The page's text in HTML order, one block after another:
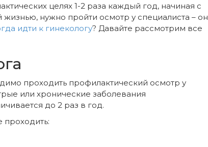
целях 1-2 раза каждый год, начиная с
нужно пройти осмотр у специалиста – он
идти к гинекологу? Давайте рассмотрим все
проходить профилактический осмотр у
или хронические заболевания
до 2 раз в год.